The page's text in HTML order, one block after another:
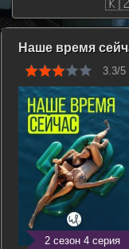
Наше время
3.3/5
2 сезон 4 серия